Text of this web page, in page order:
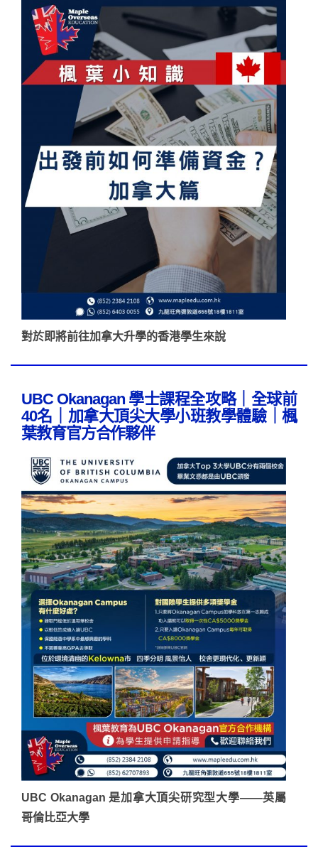
對於即將前往加拿大升學的香港學生來說
UBC Okanagan 學士課程全攻略｜全球前
40名｜加拿大頂尖大學小班教學體驗｜楓
葉教育官方合作夥伴
UBC Okanagan 是加拿大頂尖研究型大學——英屬
哥倫比亞大學